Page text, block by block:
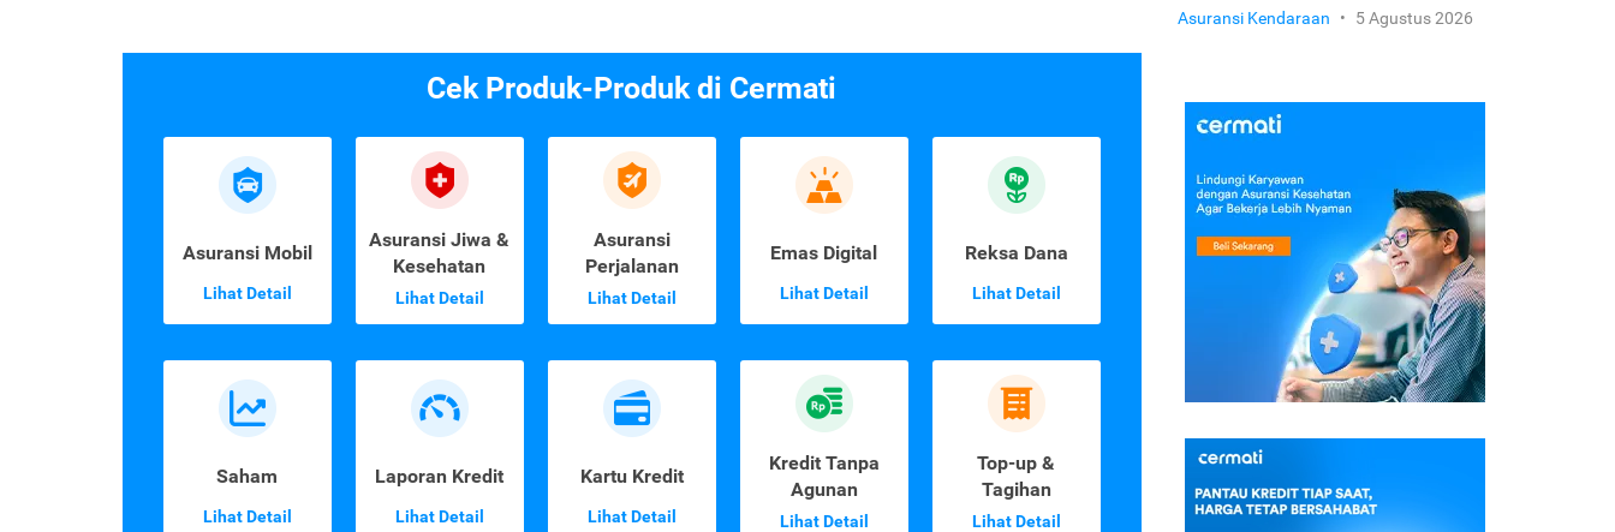
Cek Produk-Produk di Cermati
Asuransi Mobil
Lihat Detail
Asuransi Jiwa &
Kesehatan
Lihat Detail
Asuransi
Perjalanan
Lihat Detail
Emas Digital
Lihat Detail
Reksa Dana
Lihat Detail
Saham
Lihat Detail
Laporan Kredit
Lihat Detail
Kartu Kredit
Lihat Detail
Kredit Tanpa
Agunan
Lihat Detail
Top-up &
Tagihan
Lihat Detail
Asuransi Kendaraan • 5 Agustus 2026